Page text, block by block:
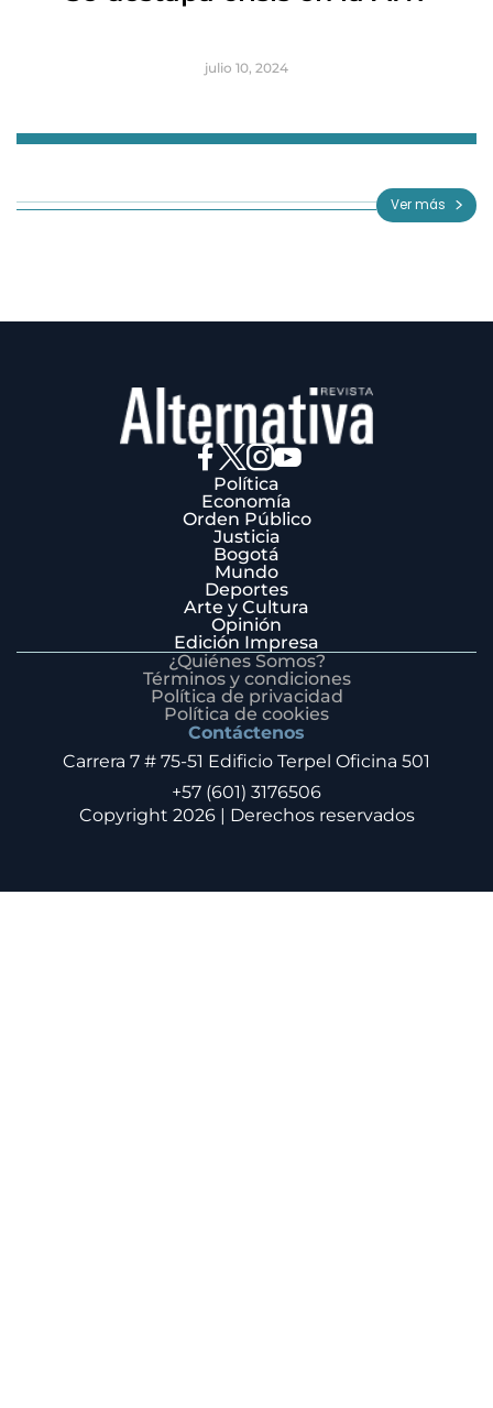
julio 10, 2024
3
Ver más
Política
Economía
Orden Público
Justicia
Bogotá
Mundo
Deportes
Arte y Cultura
Opinión
Edición Impresa
¿Quiénes Somos?
Términos y condiciones
Política de privacidad
Política de cookies
Contáctenos
Carrera 7 # 75-51 Edificio Terpel Oficina 501
+57 (601) 3176506
Copyright 2026 | Derechos reservados